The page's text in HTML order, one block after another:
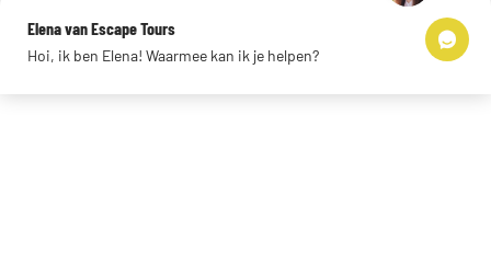
Links
© 2026 Escape Tours
Elena van Escape Tours
Hoi, ik ben Elena! Waarmee kan ik je helpen?